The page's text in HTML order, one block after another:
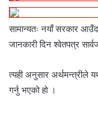
सामान्यतः नयाँ सरकार
जानकारी दिन श्वेतपत्र
त्यही अनुसार अर्थमन्त्रीले
गर्नु भएको हो ।